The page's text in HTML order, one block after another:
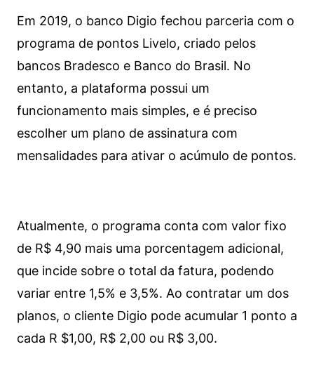
Em 2019, o banco Digio fechou parceria com o
programa de pontos Livelo, criado pelos
bancos Bradesco e Banco do Brasil. No
entanto, a plataforma possui um
funcionamento mais simples, e é preciso
escolher um plano de assinatura com
mensalidades para ativar o acúmulo de pontos.
Atualmente, o programa conta com valor fixo
de R$ 4,90 mais uma porcentagem adicional,
que incide sobre o total da fatura, podendo
variar entre 1,5% e 3,5%. Ao contratar um dos
planos, o cliente Digio pode acumular 1 ponto a
cada R $1,00, R$ 2,00 ou R$ 3,00.